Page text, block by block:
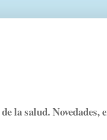
la salud.